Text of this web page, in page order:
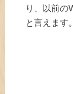
り、以前の
と言えます。